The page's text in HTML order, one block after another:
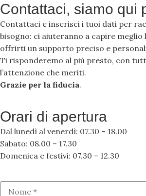
Contattaci, siamo qui
Contattaci e inserisci i tuoi dati per
bisogno: ci aiuteranno a capire meglio
offrirti un supporto preciso e
Ti risponderemo al più presto, con
l’attenzione che meriti.
Grazie per la fiducia.
Orari di apertura
Dal lunedì al venerdì: 07.30 – 18.00
Sabato: 08.00 – 17.30
Domenica e festivi: 07.30 – 12.30